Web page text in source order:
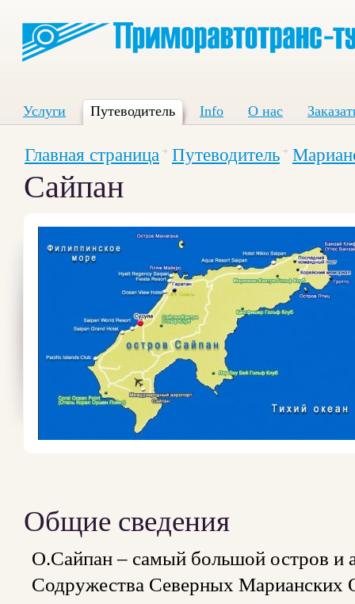
Услуги Путеводитель Info О нас
Главная страница Путеводитель
Сайпан
Общие сведения
О.Сайпан – самый большой остров и
Содружества Северных Марианских